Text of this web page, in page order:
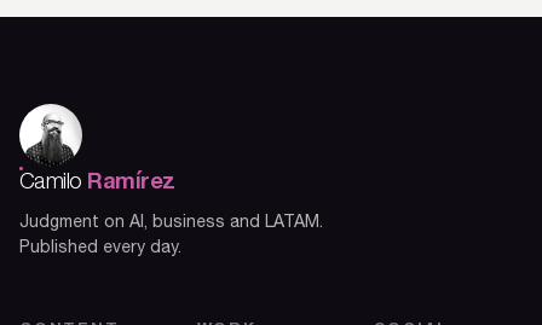
Camilo Ramírez
Judgment on AI, business and LATAM.
Published every day.